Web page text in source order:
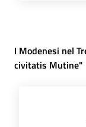
I Modenesi nel
civitatis Mutine"